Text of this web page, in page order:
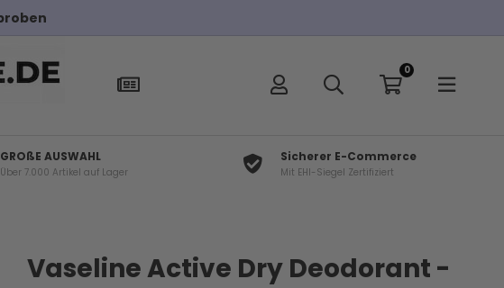
0
GROßE AUSWAHL
Über 7.000 Artikel auf Lager
Sicherer E-Commerce
Mit EHI-Siegel Zertifiziert
Vaseline Active Dry Deodorant -